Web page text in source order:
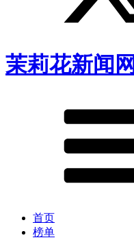
茉莉花新闻网
首页
榜单